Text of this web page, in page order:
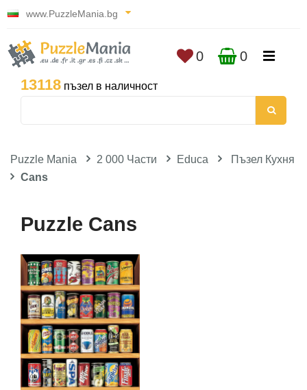
www.PuzzleMania.bg
13118 пъзел в наличност
0 0
Puzzle Mania 2 000 Части Educa
Пъзел Кухня
Cans
Puzzle Cans